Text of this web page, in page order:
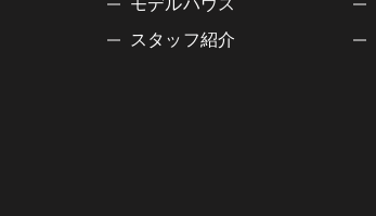
モデルハウス
スタッフ紹介